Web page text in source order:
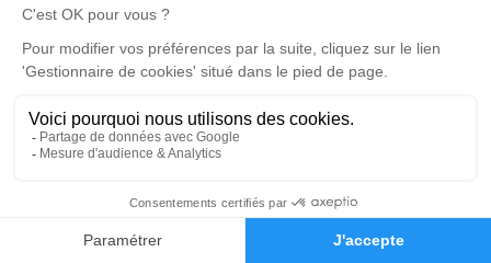
Faire-part Hommages
disponible ici .
Je rends hommage
samedi 12 juillet 2025 à 14h00
Mairie de Les Grands-Chézeaux